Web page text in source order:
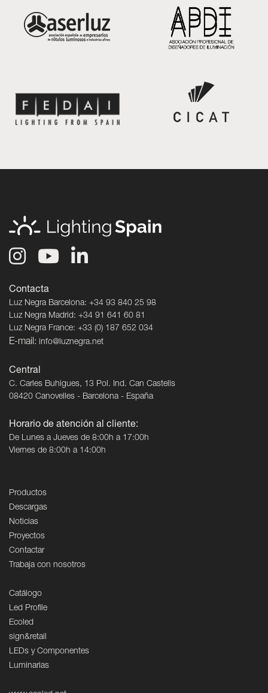
Contacta
Luz Negra Barcelona: +34 93 840 25 98
Luz Negra Madrid: +34 91 641 60 81
Luz Negra France: +33 (0) 187 652 034
E-mail: info@luznegra.net
Central
C. Carles Buhigues, 13 Pol. Ind. Can Castells
08420 Canovelles - Barcelona - España
Horario de atención al cliente:
De Lunes a Jueves de 8:00h a 17:00h
Viernes de 8:00h a 14:00h
Productos
Descargas
Noticias
Proyectos
Contactar
Trabaja con nosotros
Catálogo
Led Profile
Ecoled
sign&retail
LEDs y Componentes
Luminarias